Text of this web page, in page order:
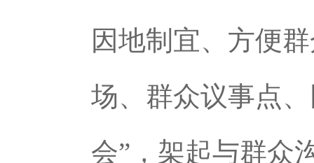
因地制宜、方便
场、群众议事点
会”，架起与群众